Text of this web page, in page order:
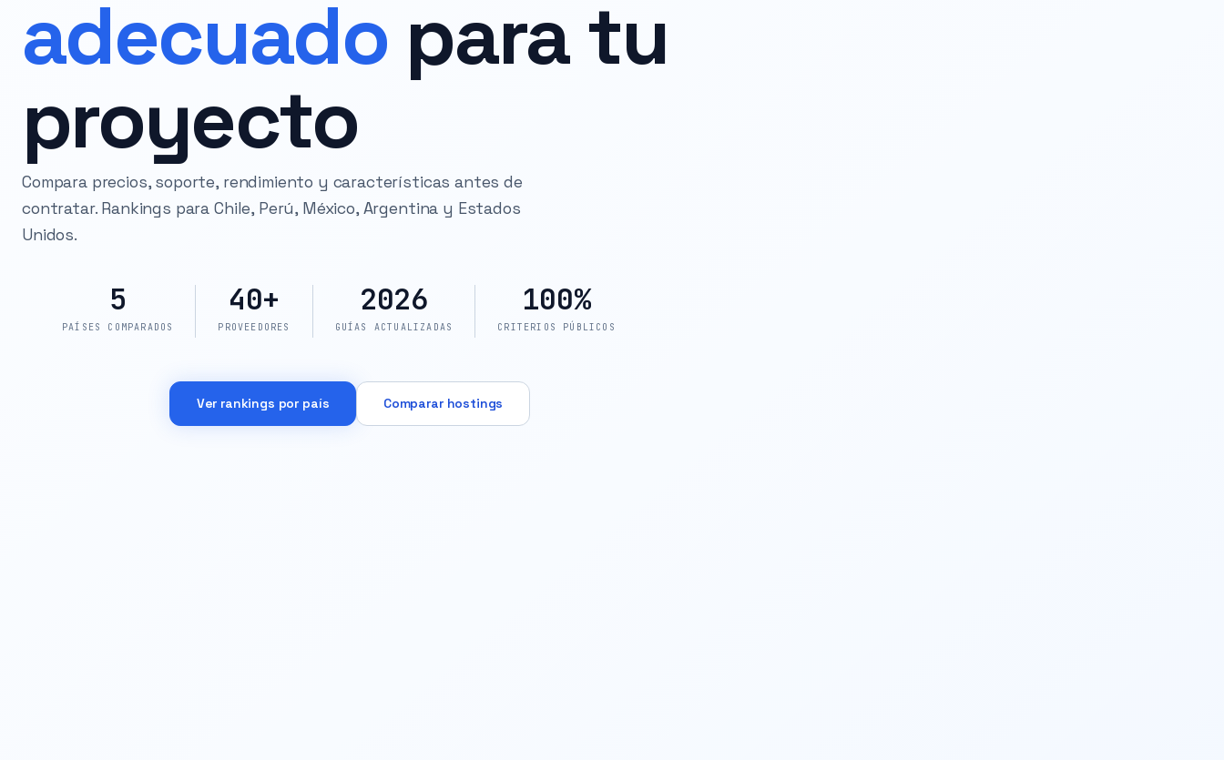
adecuado para tu
proyecto
Compara precios, soporte, rendimiento y características antes de
contratar. Rankings para Chile, Perú, México, Argentina y Estados
Unidos.
5
PAÍSES COMPARADOS
40+
PROVEEDORES
2026
GUÍAS ACTUALIZADAS
100%
CRITERIOS PÚBLICOS
Ver rankings por país Comparar hostings